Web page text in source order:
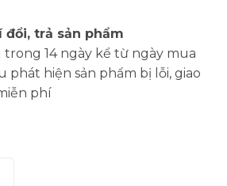
đổi, trả sản phẩm
trong 14 ngày kể từ ngày mua
phát hiện sản phẩm bị lỗi, giao
phí